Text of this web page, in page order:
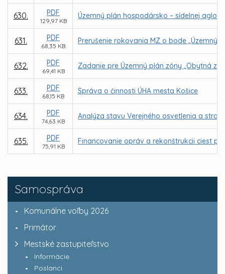
Samospráva
Komunálne voľby 2026
Primátor
Mestské zastupiteľstvo
Informácie
Poslanci
630. PDF
129,97 KB
Územný plán hospodársko – sídelnej
631. PDF
68,35 KB
Prerušenie rokovania MZ o bode „Územný
632. PDF
69,41 KB
Zadanie pre Územný plán zóny „Obytná
633. PDF
68,15 KB
Správa o činnosti ÚHA mesta Košice
634. PDF
74,63 KB
Analýza stavu Verejného osvetlenia a
635. PDF
75,91 KB
Financovanie opráv a rekonštrukcii ciest